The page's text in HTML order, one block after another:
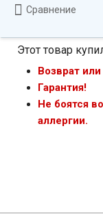
Сравнение
Этот товар
Возврат
Гарантия!
Не боятся
аллергии.